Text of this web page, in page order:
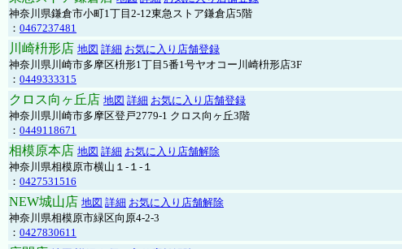
神奈川県鎌倉市小町1丁目2-12東急ストア鎌倉店5階
： 0467237481
川崎枡形店 地図 詳細 お気に入り店舗登録
神奈川県川崎市多摩区枡形1丁目5番1号ヤオコー川崎枡形店3F
： 0449333315
クロス向ヶ丘店 地図 詳細 お気に入り店舗登録
神奈川県川崎市多摩区登戸2779-1 クロス向ヶ丘3階
： 0449118671
相模原本店 地図 詳細 お気に入り店舗解除
神奈川県相模原市横山１-１-１
： 0427531516
NEW城山店 地図 詳細 お気に入り店舗解除
神奈川県相模原市緑区向原4-2-3
： 0427830611